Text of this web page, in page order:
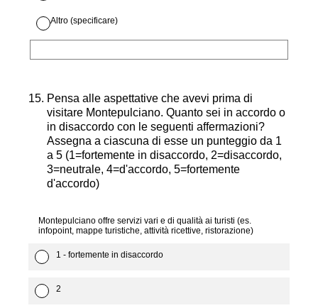
Altro (specificare)
15. Pensa alle aspettative che avevi prima di
visitare Montepulciano. Quanto sei in accordo o
in disaccordo con le seguenti affermazioni?
Assegna a ciascuna di esse un punteggio da 1
a 5 (1=fortemente in disaccordo, 2=disaccordo,
3=neutrale, 4=d'accordo, 5=fortemente
d'accordo)
Montepulciano offre servizi vari e di qualità ai turisti (es.
infopoint, mappe turistiche, attività ricettive, ristorazione)
1 - fortemente in disaccordo
2